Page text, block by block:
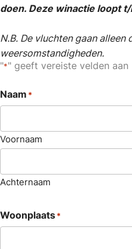
doen. Deze winactie loopt
N.B. De vluchten gaan
weersomstandigheden.
"*" geeft vereiste velden aan
Naam *
Voornaam
Achternaam
Woonplaats*